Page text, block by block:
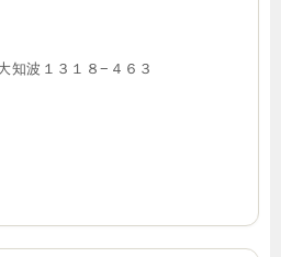
知波１３１８−４６３